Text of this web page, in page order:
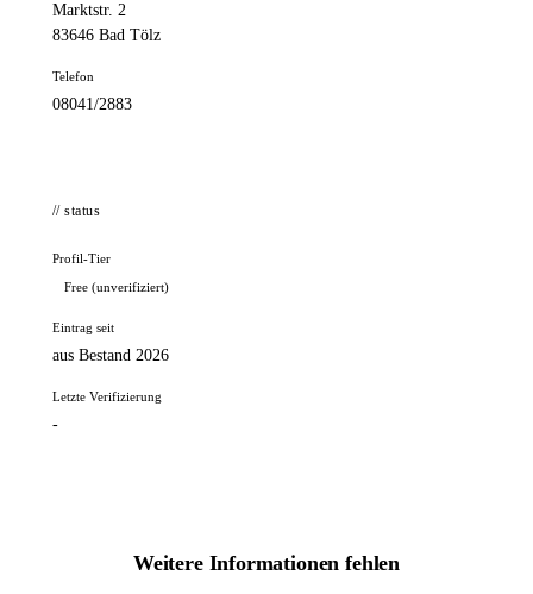
Marktstr. 2
83646 Bad Tölz
Telefon
08041/2883
// status
Profil-Tier
Free (unverifiziert)
Eintrag seit
aus Bestand 2026
Letzte Verifizierung
-
Weitere Informationen fehlen